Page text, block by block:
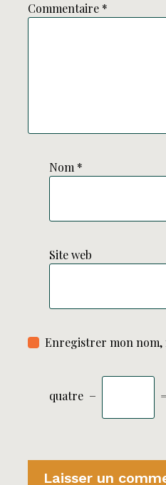
Commentaire *
Nom *
Site web
Enregistrer mon nom,
quatre − =